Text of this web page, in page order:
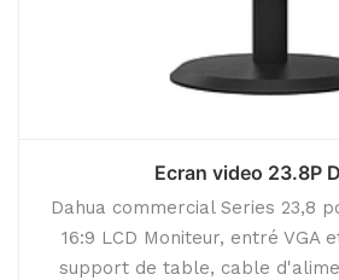
Ecran video 23.8P
Dahua commercial Series 23,8
16:9 LCD Moniteur, entré VGA
support de table, cable